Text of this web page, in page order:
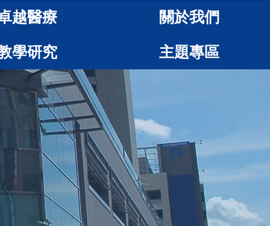
越醫療 關於我們
學研究 主題專區